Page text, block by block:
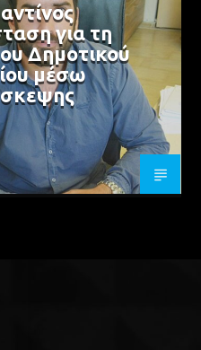
για τη
Δημοτικού
μέσω